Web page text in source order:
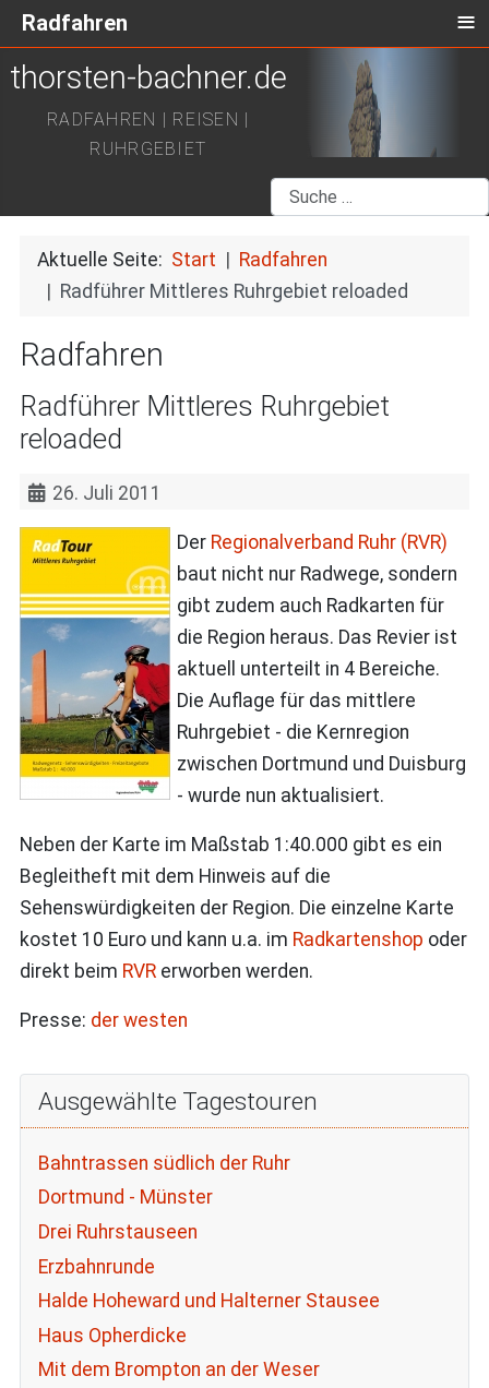
thorsten-bachner.de
RADFAHREN | REISEN |
RUHRGEBIET
Suchen
Aktuelle Seite: Start
Radfahren
Radführer Mittleres Ruhrgebiet reloaded
Radfahren
Radführer Mittleres Ruhrgebiet
reloaded
26. Juli 2011
Der Regionalverband Ruhr (RVR)
baut nicht nur Radwege, sondern
gibt zudem auch Radkarten für
die Region heraus. Das Revier ist
aktuell unterteilt in 4 Bereiche.
Die Auflage für das mittlere
Ruhrgebiet - die Kernregion
zwischen Dortmund und Duisburg
- wurde nun aktualisiert.
Neben der Karte im Maßstab 1:40.000 gibt es ein
Begleitheft mit dem Hinweis auf die
Sehenswürdigkeiten der Region. Die einzelne Karte
kostet 10 Euro und kann u.a. im Radkartenshop oder
direkt beim RVRerworben werden.
Presse: der westen
Ausgewählte Tagestouren
Bahntrassen südlich der Ruhr
Dortmund - Münster
Drei Ruhrstauseen
Erzbahnrunde
Halde Hoheward und Halterner Stausee
Haus Opherdicke
Mit dem Brompton an der Weser
Radfahren ≡